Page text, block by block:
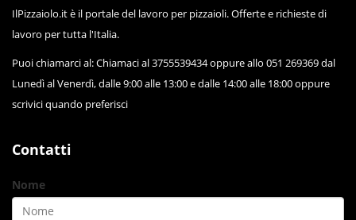
IlPizzaiolo.it è il portale del lavoro per pizzaioli. Offerte e richieste di
lavoro per tutta l'Italia.
Puoi chiamarci al: Chiamaci al 3755539434 oppure allo 051 269369 dal
Lunedì al Venerdì, dalle 9:00 alle 13:00 e dalle 14:00 alle 18:00 oppure
scrivici quando preferisci
Contatti
Nome